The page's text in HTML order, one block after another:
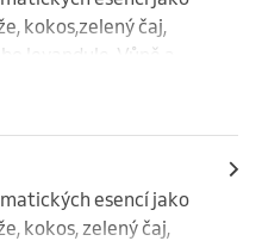
kokos,zelený čaj,
levandule. Vůně a
rituál, který
napětí a probouzí
esencí jako
kokos, zelený čaj,